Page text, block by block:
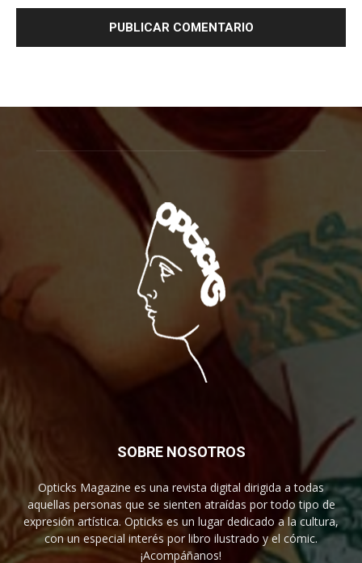
SOBRE NOSOTROS
Opticks Magazine es una revista digital dirigida a todas
aquellas personas que se sienten atraídas por todo tipo de
expresión artística. Opticks es un lugar dedicado a la cultura,
con un especial interés por libro ilustrado y el cómic.
¡Acompáñanos!